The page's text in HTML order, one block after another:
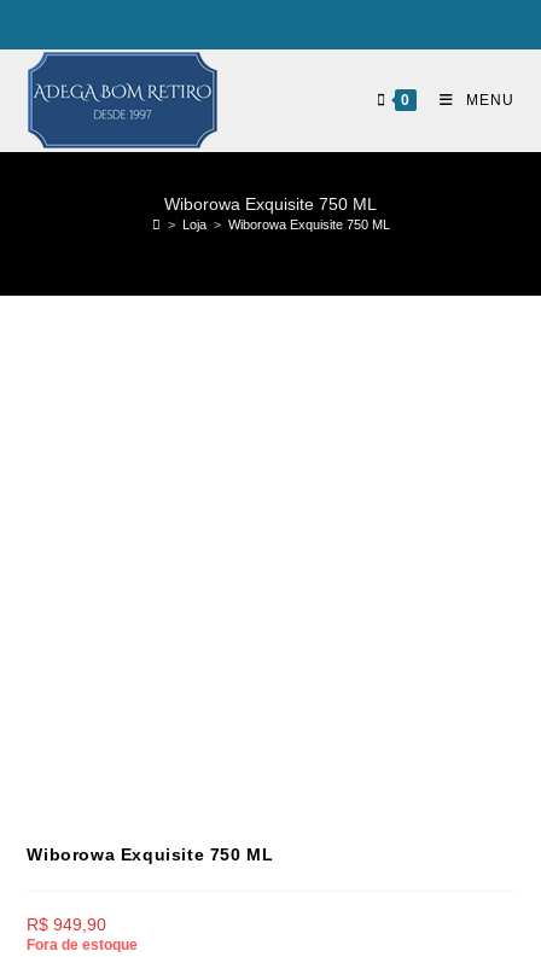
0 MENU
Wiborowa Exquisite 750 ML
> Loja > Wiborowa Exquisite 750 ML
Wiborowa Exquisite 750 ML
R$ 949,90
Fora de estoque